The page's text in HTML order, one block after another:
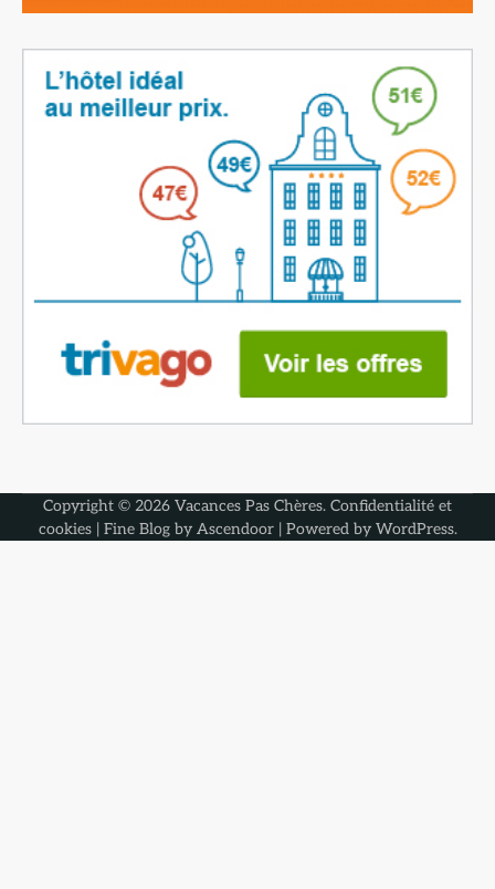
Copyright © 2026 Vacances Pas Chères. Confidentialité et
cookies| Fine Blog by Ascendoor| Powered by WordPress.